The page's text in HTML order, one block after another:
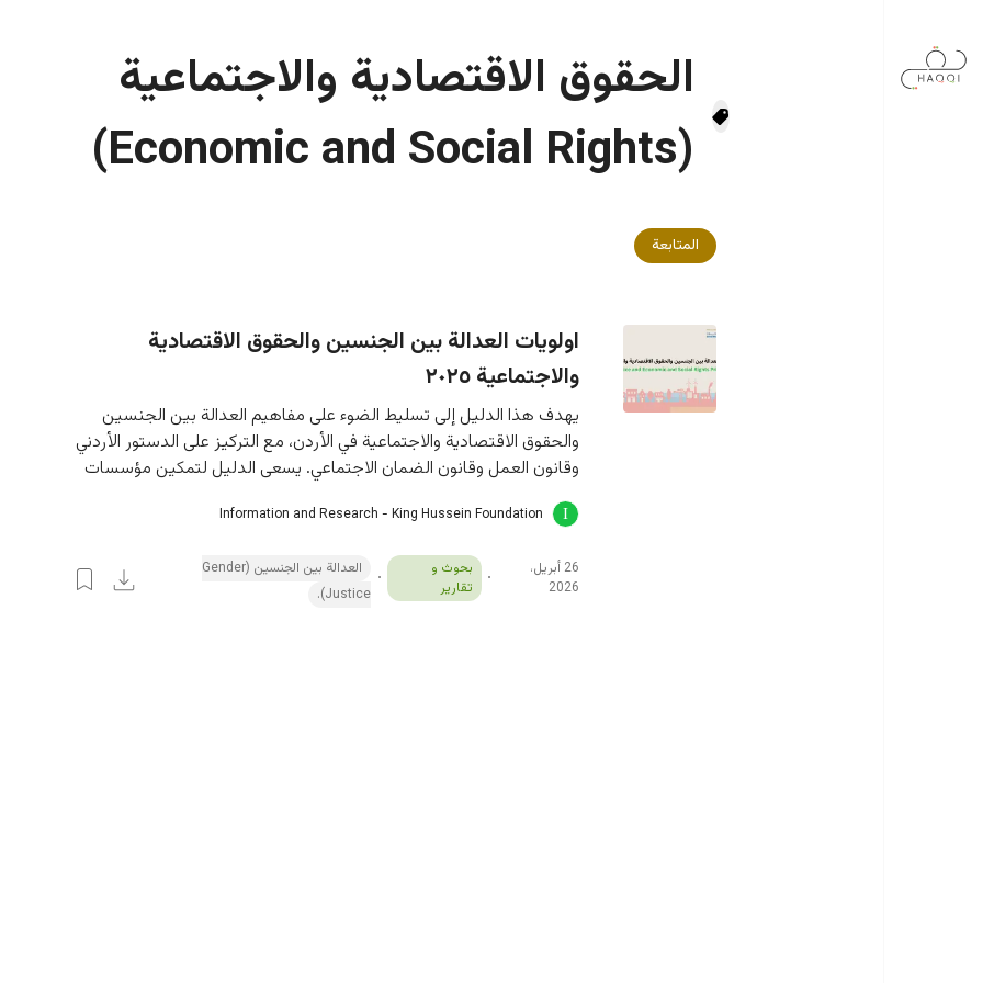
الحقوق الاقتصادية والاجتماعية
(Economic and Social Rights)
المتابعة
اولويات العدالة بين الجنسين والحقوق الاقتصادية
والاجتماعية ٢٠٢٥
يهدف هذا الدليل إلى تسليط الضوء على مفاهيم العدالة بين الجنسين
والحقوق الاقتصادية والاجتماعية في الأردن، مع التركيز على الدستور الأردني
وقانون العمل وقانون الضمان الاجتماعي. يسعى الدليل لتمكين مؤسسات
Information and Research - King Hussein Foundation
26 أبريل،
2026
بحوث و
تقارير
العدالة بين الجنسين (Gender
Justice).